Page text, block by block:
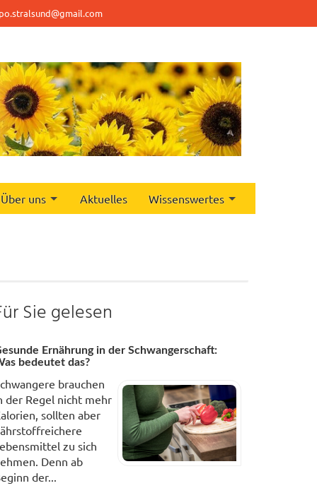
Über uns Aktuelles Wissenswertes
Sie gelesen
Ernährung in der Schwangerschaft:
bedeutet das?
brauchen
der Regel nicht mehr
sollten aber
zu sich
Denn ab
der...